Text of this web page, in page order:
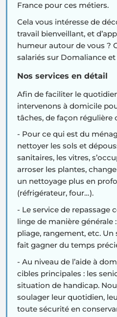
France pour ces métiers.
Cela vous intéresse de
travail bienveillant, et
humeur autour de vous ?
salariés sur Domaliance
Nos services en détail
Afin de faciliter le
intervenons à domicile
tâches, de façon régulière
- Pour ce qui est du
nettoyer les sols et
sanitaires, les vitres,
arroser les plantes,
un nettoyage plus en
(réfrigérateur, four…).
- Le service de repassage
linge de manière générale
pliage, rangement, etc. Un
fait gagner du temps
- Au niveau de l’aide à
cibles principales : les
situation de handicap.
soulager leur quotidien,
toute sécurité en